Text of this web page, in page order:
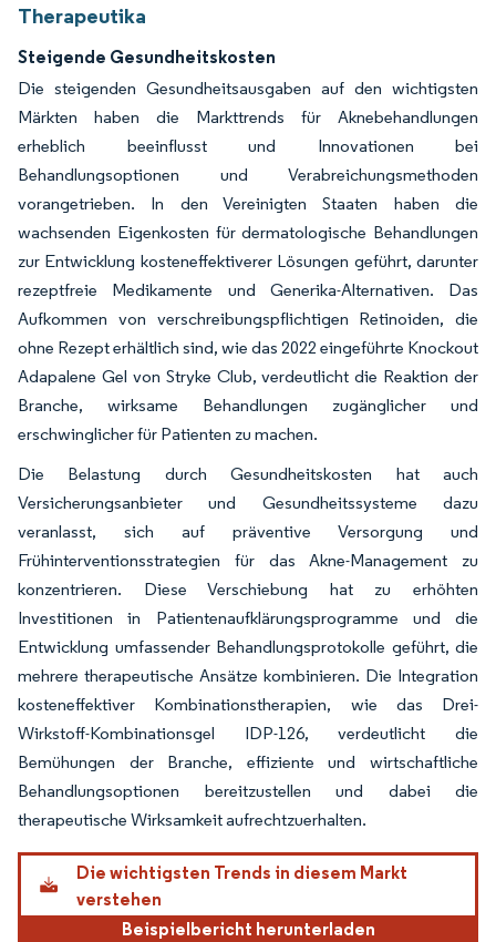
Therapeutika
Steigende Gesundheitskosten
Die steigenden Gesundheitsausgaben auf den wichtigsten
Märkten haben die Markttrends für Aknebehandlungen
erheblich beeinflusst und Innovationen bei
Behandlungsoptionen und Verabreichungsmethoden
vorangetrieben. In den Vereinigten Staaten haben die
wachsenden Eigenkosten für dermatologische Behandlungen
zur Entwicklung kosteneffektiverer Lösungen geführt, darunter
rezeptfreie Medikamente und Generika-Alternativen. Das
Aufkommen von verschreibungspflichtigen Retinoiden, die
ohne Rezept erhältlich sind, wie das 2022 eingeführte Knockout
Adapalene Gel von Stryke Club, verdeutlicht die Reaktion der
Branche, wirksame Behandlungen zugänglicher und
erschwinglicher für Patienten zu machen.
Die Belastung durch Gesundheitskosten hat auch
Versicherungsanbieter und Gesundheitssysteme dazu
veranlasst, sich auf präventive Versorgung und
Frühinterventionsstrategien für das Akne-Management zu
konzentrieren. Diese Verschiebung hat zu erhöhten
Investitionen in Patientenaufklärungsprogramme und die
Entwicklung umfassender Behandlungsprotokolle geführt, die
mehrere therapeutische Ansätze kombinieren. Die Integration
kosteneffektiver Kombinationstherapien, wie das Drei-
Wirkstoff-Kombinationsgel IDP-126, verdeutlicht die
Bemühungen der Branche, effiziente und wirtschaftliche
Behandlungsoptionen bereitzustellen und dabei die
therapeutische Wirksamkeit aufrechtzuerhalten.
Die wichtigsten Trends in diesem Markt
verstehen
Beispielbericht herunterladen